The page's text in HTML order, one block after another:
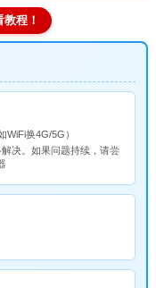
程！
WiFi换4G/5G）
决。如果问题持续，请尝